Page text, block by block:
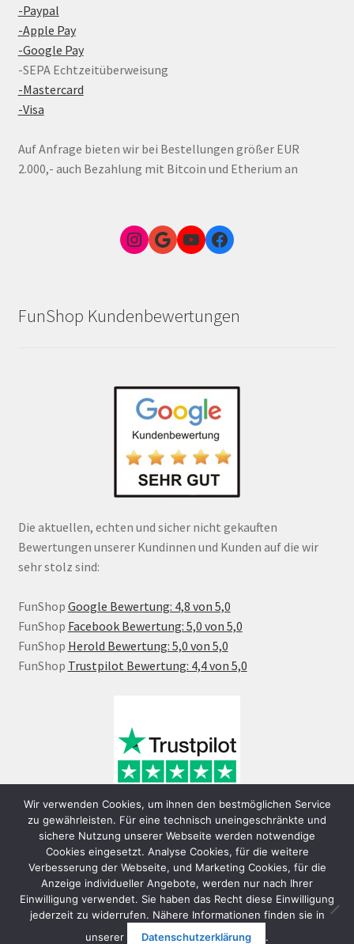
-Paypal
-Apple Pay
-Google Pay
-SEPA Echtzeitüberweisung
-Mastercard
-Visa
Auf Anfrage bieten wir bei Bestellungen größer EUR
2.000,- auch Bezahlung mit Bitcoin und Etherium an
Instagram
Google Link zum FunShop WienYouTubeFacebook
FunShop Kundenbewertungen
Die aktuellen, echten und sicher nicht gekauften
Bewertungen unserer Kundinnen und Kunden auf die wir
sehr stolz sind:
FunShop Google Bewertung: 4,8 von 5,0
FunShop Facebook Bewertung: 5,0 von 5,0
FunShop Herold Bewertung: 5,0 von 5,0
FunShop Trustpilot Bewertung: 4,4 von 5,0
© FunShop Wien - Hochqualitative Elektromobilität 2026
Wir verwenden Cookies, um ihnen den bestmöglichen Service
zu gewährleisten. Für eine technisch uneingeschränkte und
sichere Nutzung unserer Webseite werden notwendige
Cookies eingesetzt. Analyse Cookies, für die weitere
Verbesserung der Webseite, und Marketing Cookies, für die
Anzeige individueller Angebote, werden nur nach Ihrer
Einwilligung verwendet. Sie haben das Recht diese Einwilligung
jederzeit zu widerrufen. Nähere Informationen finden sie in
unserer
Datenschutzerklärung .